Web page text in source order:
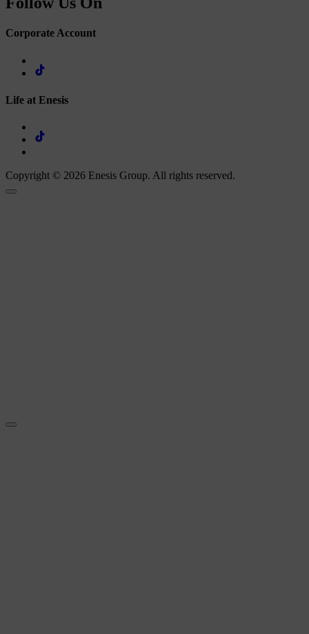
Corporate Account
Life at Enesis
Copyright © 2026 Enesis Group. All rights reserved.